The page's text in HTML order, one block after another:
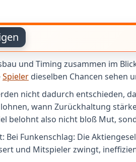
und Timing zusammen im
Spieler dieselben Chancen sehen
nicht dadurch entschieden,
wann Zurückhaltung
belohnt also nicht bloß Mut,
Bei Funkenschlag: Die
und Mitspieler zwingt,